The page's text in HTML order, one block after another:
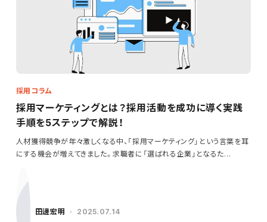
採用コラム
採用マーケティングとは？採用活動を成功に導く実践
手順を5ステップで解説！
人材獲得競争が年々激しくなる中、「採用マーケティング」という言葉を耳
にする機会が増えてきました。求職者に「選ばれる企業」となるた…
田邊宏明 2025.07.14